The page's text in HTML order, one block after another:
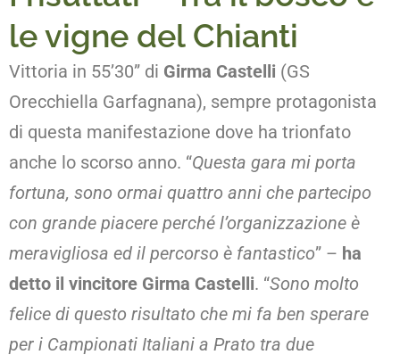
le vigne del Chianti
Vittoria in 55’30” di Girma Castelli (GS
Orecchiella Garfagnana), sempre protagonista
di questa manifestazione dove ha trionfato
anche lo scorso anno. “Questa gara mi porta
fortuna, sono ormai quattro anni che partecipo
con grande piacere perché l’organizzazione è
meravigliosa ed il percorso è fantastico” – ha
detto il vincitore Girma Castelli. “Sono molto
felice di questo risultato che mi fa ben sperare
per i Campionati Italiani a Prato tra due